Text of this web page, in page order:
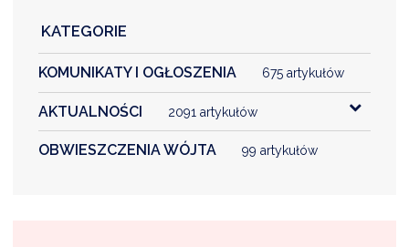
KATEGORIE
KOMUNIKATY I OGŁOSZENIA 675 artykułów
AKTUALNOŚCI 2091 artykułów
OBWIESZCZENIA WÓJTA 99 artykułów